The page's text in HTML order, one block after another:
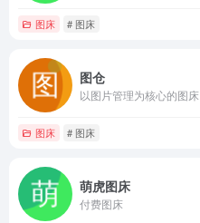
图床 # 图床
图仓
以图片管理为核心的图床
图床 # 图床
萌虎图床
付费图床